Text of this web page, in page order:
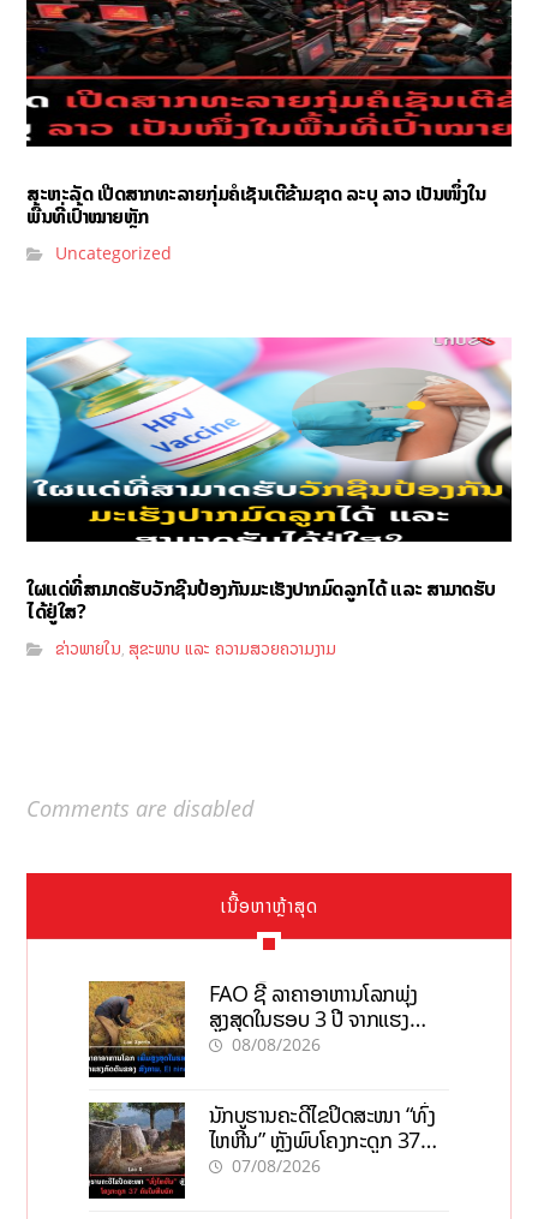
ສະຫະລັດ ເປີດສາກທະລາຍກຸ່ມຄໍເຊັນເຕີຂ້າມຊາດ ລະບຸ ລາວ ເປັນໜຶ່ງໃນ
ພື້ນທີ່ເປົ້າໝາຍຫຼັກ
Uncategorized
ໃຜແດ່ທີ່ສາມາດຮັບວັກຊີນປ້ອງກັນມະເຮັງປາກມົດລູກໄດ້ ແລະ ສາມາດຮັບ
ໄດ້ຢູ່ໃສ?
ຂ່າວພາຍໃນ,ສຸຂະພາບ ແລະ ຄວາມສວຍຄວາມງາມ
Comments are disabled
ເນື້ອຫາຫຼ້າສຸດ
FAO ຊີ້ ລາຄາອາຫານໂລກພຸ່ງ
ສູງສຸດໃນຮອບ 3 ປີ ຈາກແຮງ
ກົດດັນຂອງສົງຄາມ, El nino
08/08/2026
ນັກບູຮານຄະດີໄຂປິດສະໜາ “ທົ່ງ
ໄຫຫີນ” ຫຼັງພົບໂຄງກະດູກ 37
ຄົນໃນຫີນຍັກ
07/08/2026